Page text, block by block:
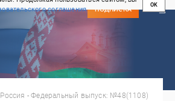
соглашения
OK
ПОДПИСКА
- Федеральный выпуск: №48(1108)